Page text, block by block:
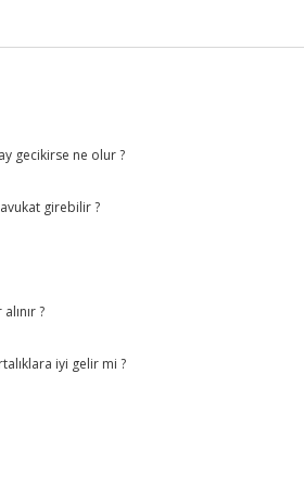
gecikirse ne olur ?
girebilir ?
?
iyi gelir mi ?